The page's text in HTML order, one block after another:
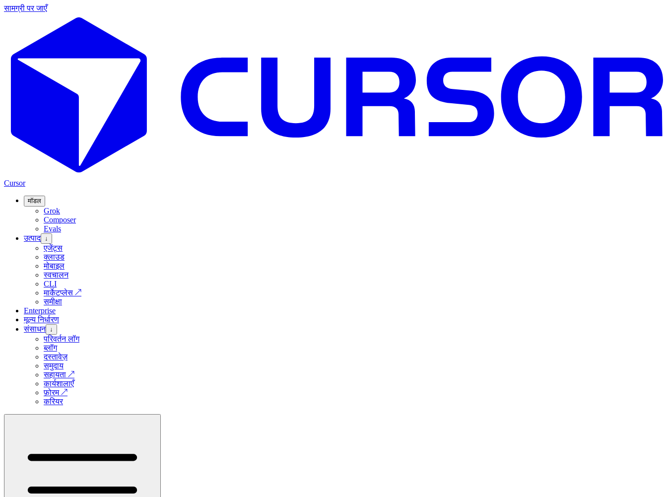
सामग्री पर जाएँ
Cursor
मॉडल
Grok
Composer
Evals
उत्पाद ↓
एजेंट्स
क्लाउड
मोबाइल
स्वचालन
CLI
मार्केटप्लेस ↗
समीक्षा
Enterprise
मूल्य निर्धारण
संसाधन ↓
परिवर्तन लॉग
ब्लॉग
दस्तावेज़
समुदाय
सहायता ↗
कार्यशालाएँ
फ़ोरम↗
करियर